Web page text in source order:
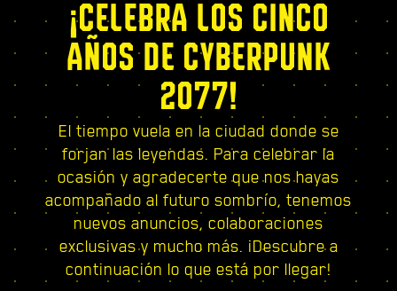
¡CELEBRA LOS CINCO
AÑOS DE CYBERPUNK
2077!
El tiempo vuela en la ciudad donde se
forjan las leyendas. Para celebrar la
ocasión y agradecerte que nos hayas
acompañado al futuro sombrío, tenemos
nuevos anuncios, colaboraciones
exclusivas y mucho más. ¡Descubre a
continuación lo que está por llegar!